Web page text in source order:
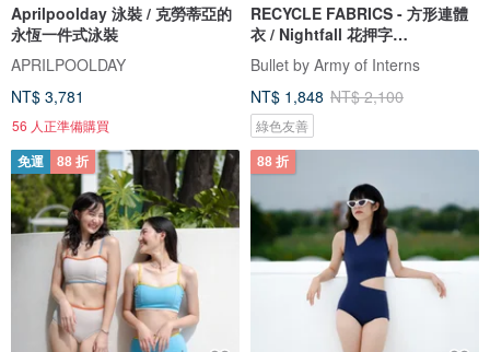
Aprilpoolday 泳裝 / 克勞蒂亞的
永恆一件式泳裝
APRILPOOLDAY
NT$ 3,781
56 人正準備購買
RECYCLE FABRICS - 方形連體
衣 / Nightfall 花押字
BLT064NIGH
Bullet by Army of Interns
NT$ 1,848 NT$ 2,100
綠色友善
免運 88 折 88 折